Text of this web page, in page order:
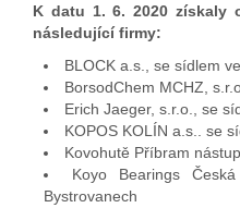
K datu 1. 6. 2020 získaly
následující firmy:
BLOCK a.s., se sídlem
BorsodChem MCHZ,
Erich Jaeger, s.r.o., se
KOPOS KOLÍN a.s.. se
Kovohutě Příbram
Koyo Bearings
Bystrovanech